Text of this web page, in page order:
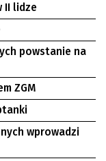
II lidze
powstanie na
ZGM
wprowadzi